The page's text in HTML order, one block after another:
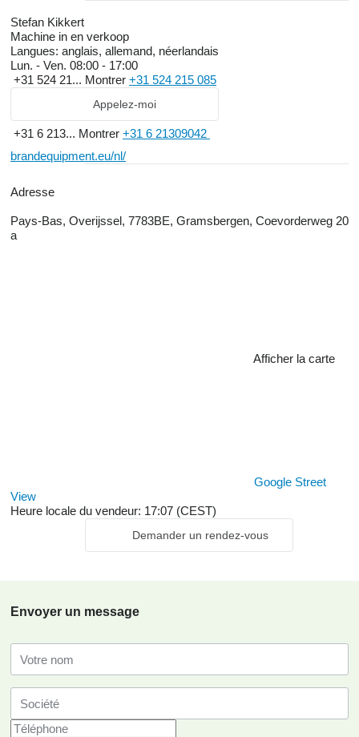
Stefan Kikkert
Machine in en verkoop
Langues: anglais, allemand, néerlandais
Lun. - Ven. 08:00 - 17:00
+31 524 21... Montrer +31 524 215 085
Appelez-moi
+31 6 213... Montrer +31 6 21309042
brandequipment.eu/nl/
Adresse
Pays-Bas, Overijssel, 7783BE, Gramsbergen, Coevorderweg 20
a
Afficher la carte
Google Street
View
Heure locale du vendeur: 17:07 (CEST)
Demander un rendez-vous
Envoyer un message